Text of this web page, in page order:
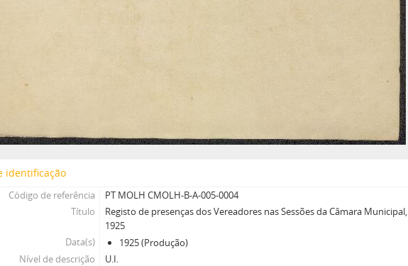
identificação
Código de referência
PT MOLH CMOLH-B-A-005-0004
Título
Registo de presenças dos Vereadores nas Sessões da Câmara Municipal,
1925
Data(s)
1925 (Produção)
Nível de descrição
U.I.